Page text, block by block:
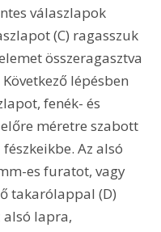
válaszlapok
(C) ragasszuk
összeragasztva
lépésben
fenék- és
méretre szabott
Az alsó
es furatot, vagy
takarólappal (D)
alsó lapra,